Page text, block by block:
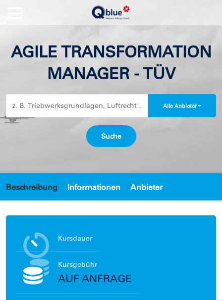
AGILE TRANSFORMATION
MANAGER - TÜV
Alle Anbieter
Beschreibung Informationen Anbieter
Kursdauer
Kursgebühr
AUF ANFRAGE